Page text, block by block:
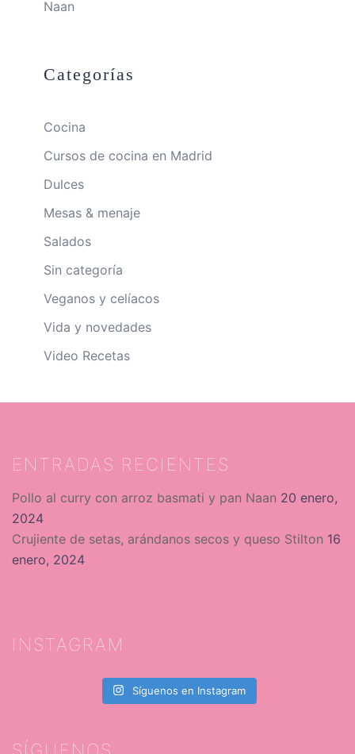
Naan
Categorías
Cocina
Cursos de cocina en Madrid
Dulces
Mesas & menaje
Salados
Sin categoría
Veganos y celíacos
Vida y novedades
Video Recetas
ENTRADAS RECIENTES
Pollo al curry con arroz basmati y pan Naan 20 enero,
2024
Crujiente de setas, arándanos secos y queso Stilton 16
enero, 2024
INSTAGRAM
Síguenos en Instagram
SÍGUENOS